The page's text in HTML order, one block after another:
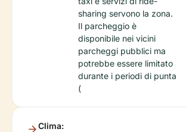
sharing servono la zona.
Il parcheggio è
disponibile nei vicini
parcheggi pubblici ma
potrebbe essere limitato
durante i periodi di punta
(
Clima: